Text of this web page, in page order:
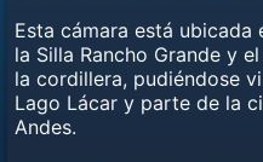
Esta cámara está
la Silla Rancho Grande y
la cordillera, pudiéndose
Lago Lácar y parte de la
Andes.